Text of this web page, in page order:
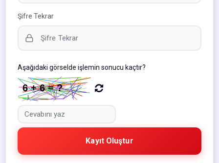
Şifre Tekrar
Aşağıdaki görselde işlemin sonucu kaçtır?
Kayıt Oluştur